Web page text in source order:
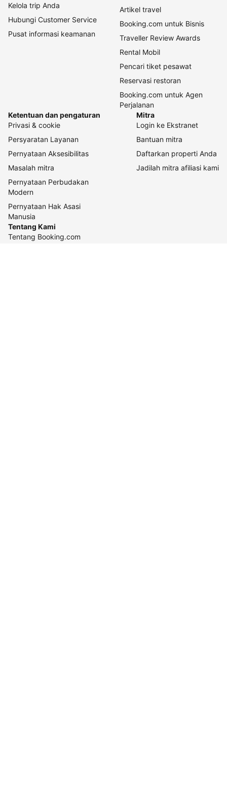
Kelola trip Anda
Hubungi Customer Service
Pusat informasi keamanan
Artikel travel
Booking.com untuk Bisnis
Traveller Review Awards
Rental Mobil
Pencari tiket pesawat
Reservasi restoran
Booking.com untuk Agen
Perjalanan
Ketentuan dan pengaturan
Privasi & cookie
Persyaratan Layanan
Pernyataan Aksesibilitas
Masalah mitra
Pernyataan Perbudakan
Modern
Pernyataan Hak Asasi
Manusia
Mitra
Login ke Ekstranet
Bantuan mitra
Daftarkan properti Anda
Jadilah mitra afiliasi kami
Tentang Kami
Tentang Booking.com